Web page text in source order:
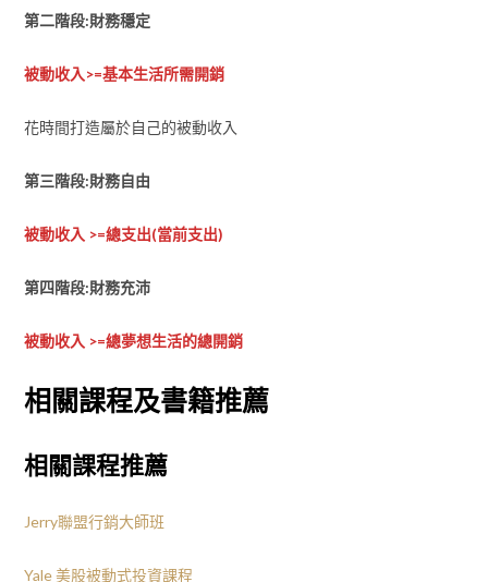
第二階段:財務穩定
被動收入>=基本生活所需開銷
花時間打造屬於自己的被動收入
第三階段:財務自由
被動收入 >=總支出(當前支出)
第四階段:財務充沛
被動收入 >=總夢想生活的總開銷
相關課程及書籍推薦
相關課程推薦
Jerry聯盟行銷大師班
Yale 美股被動式投資課程